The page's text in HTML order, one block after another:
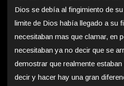
Dios se debía al fingimiento de
limite de Dios había llegado a su
necesitaban mas que clamar, en
necesitaban ya no decir que se
demostrar que realmente
decir y hacer hay una gran